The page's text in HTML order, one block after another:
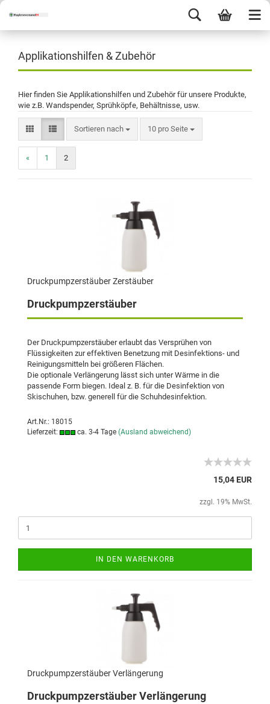
Applikationshilfen & Zubehör
Hier finden Sie Applikationshilfen und Zubehör für unsere Produkte,
wie z.B. Wandspender, Sprühköpfe, Behältnisse, usw.
Sortieren nach 10 pro Seite
« 1 2
Druckpumpzerstäuber Zerstäuber
Druckpumpzerstäuber
Der Druckpumpzerstäuber erlaubt das Versprühen von
Flüssigkeiten zur effektiven Benetzung mit Desinfektions- und
Reinigungsmitteln bei größeren Flächen.
Die optionale Verlängerung lässt sich unter Wärme in die
passende Form biegen. Ideal z. B. für die Desinfektion von
Skischuhen, bzw. generell für die Schuhdesinfektion.
Art.Nr.: 18015
Lieferzeit:
ca. 3-4 Tage (Ausland abweichend)
15,04 EUR
zzgl. 19% MwSt.
IN DEN WARENKORB
Druckpumpzerstäuber Verlängerung
Druckpumpzerstäuber Verlängerung